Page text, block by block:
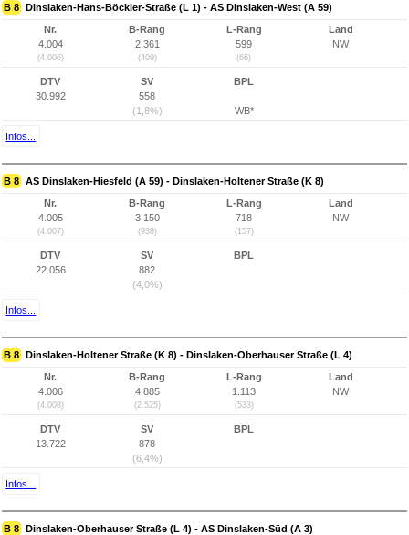
B 8 Dinslaken-Hans-Böckler-Straße (L 1) - AS Dinslaken-West (A 59)
Nr.
4.004
(4.006)
B-Rang
2.361
(409)
L-Rang
599
(66)
Land
NW
DTV
30.992
SV
558
(1,8%)
BPL
WB*
Infos...
B 8 AS Dinslaken-Hiesfeld (A 59) - Dinslaken-Holtener Straße (K 8)
Nr.
4.005
(4.007)
B-Rang
3.150
(938)
L-Rang
718
(157)
Land
NW
DTV
22.056
SV
882
(4,0%)
BPL
Infos...
B 8 Dinslaken-Holtener Straße (K 8) - Dinslaken-Oberhauser Straße (L 4)
Nr.
4.006
(4.008)
B-Rang
4.885
(2.525)
L-Rang
1.113
(533)
Land
NW
DTV
13.722
SV
878
(6,4%)
BPL
Infos...
B 8 Dinslaken-Oberhauser Straße (L 4) - AS Dinslaken-Süd (A 3)